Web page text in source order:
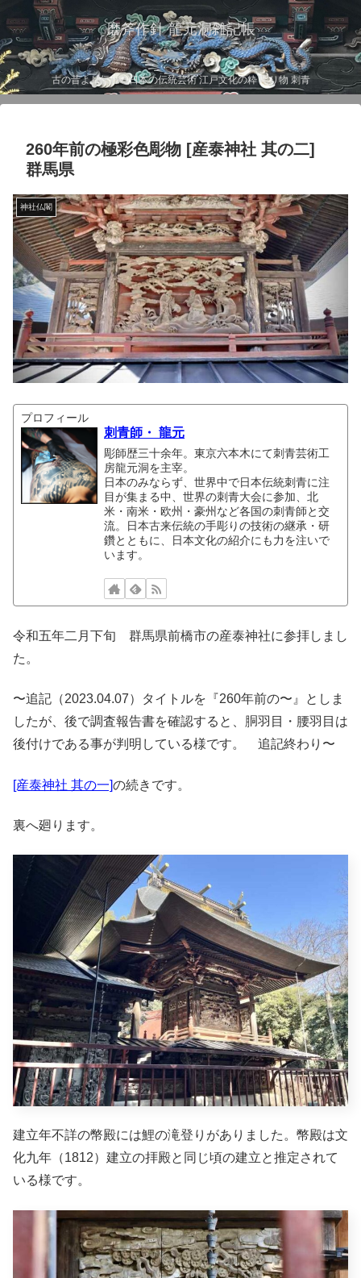
磨斧作針 龍元洞雑記帳
古の昔より伝わる日本の伝統芸術 江戸文化の粋 彫り物 刺青
260年前の極彩色彫物 [産泰神社 其の二]
群馬県
神社仏閣
プロフィール
刺青師・ 龍元
彫師歴三十余年。東京六本木にて刺青芸術工
房龍元洞を主宰。
日本のみならず、世界中で日本伝統刺青に注
目が集まる中、世界の刺青大会に参加、北
米・南米・欧州・豪州など各国の刺青師と交
流。日本古来伝統の手彫りの技術の継承・研
鑽とともに、日本文化の紹介にも力を注いで
います。
令和五年二月下旬 群馬県前橋市の産泰神社に参拝しまし
た。
〜追記（2023.04.07）タイトルを『260年前の〜』としま
したが、後で調査報告書を確認すると、胴羽目・腰羽目は
後付けである事が判明している様です。 追記終わり〜
[産泰神社 其の一]の続きです。
裏へ廻ります。
建立年不詳の幣殿には鯉の滝登りがありました。幣殿は文
化九年（1812）建立の拝殿と同じ頃の建立と推定されて
いる様です。